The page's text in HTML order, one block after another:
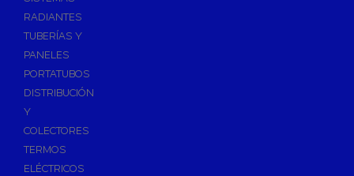
Ósmosis con Depósito
Recambios de Ósmosis
Grifería de Ósmosis
Regulación y Dosificación de Agua
RADIANTES
TUBERÍAS Y
PANELES
PORTATUBOS
DISTRIBUCIÓN
Y
COLECTORES
TERMOS
ELÉCTRICOS